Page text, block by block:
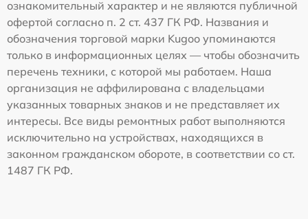
ознакомительный характер и не являются публичной
офертой согласно п. 2 ст. 437 ГК РФ. Названия и
обозначения торговой марки Kugoo упоминаются
только в информационных целях — чтобы обозначить
перечень техники, с которой мы работаем. Наша
организация не аффилирована с владельцами
указанных товарных знаков и не представляет их
интересы. Все виды ремонтных работ выполняются
исключительно на устройствах, находящихся в
законном гражданском обороте, в соответствии со ст.
1487 ГК РФ.